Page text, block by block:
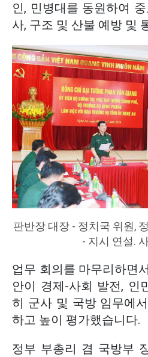
인, 민병대를 동원하여
사, 구조 및 산불 예방 및
판반장 대장 - 정치국 위원,
- 지시 연설.
업무 회의를 마무리하면
안이 경제-사회 발전, 인
히 군사 및 국방 임무에
하고 높이 평가했습니다.
정부 부총리 겸 국방부